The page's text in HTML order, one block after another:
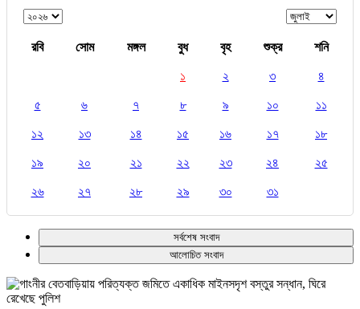
রবি সোম মঙ্গল বুধ বৃহ শুক্র শনি
১ ২ ৩ ৪
৫ ৬ ৭ ৮ ৯ ১০ ১১
১২ ১৩ ১৪ ১৫ ১৬ ১৭ ১৮
১৯ ২০ ২১ ২২ ২৩ ২৪ ২৫
২৬ ২৭ ২৮ ২৯ ৩০ ৩১
সর্বশেষ সংবাদ
আলোচিত সংবাদ